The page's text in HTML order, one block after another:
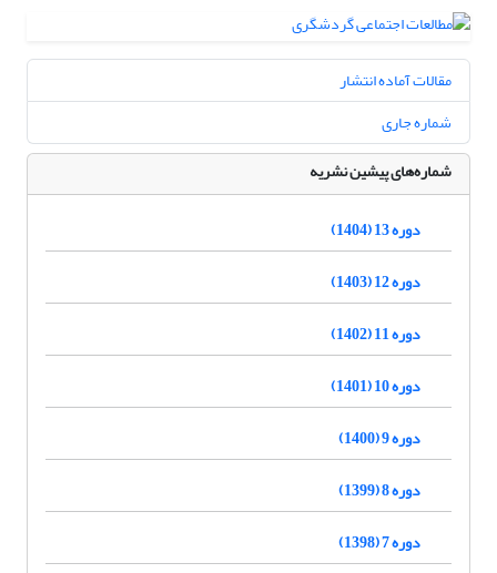
مقالات آماده انتشار
شماره جاری
شماره‌های پیشین نشریه
دوره 13 (1404)
دوره 12 (1403)
دوره 11 (1402)
دوره 10 (1401)
دوره 9 (1400)
دوره 8 (1399)
دوره 7 (1398)